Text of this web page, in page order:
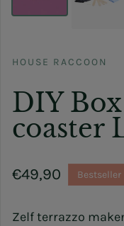
HOUSE RACCOON
DIY
coaster
Normale prijs
€49,90 Bestseller
Zelf terrazzo